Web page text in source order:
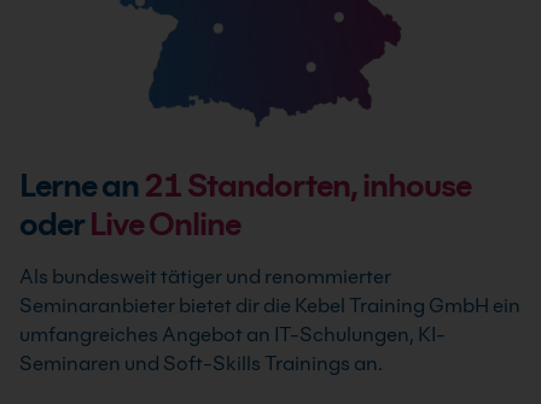
Lerne an 21Standorten, inhouse
oderLive Online
Als bundesweit tätiger und renommierter
Seminaranbieter bietet dir die Kebel Training GmbH ein
umfangreiches Angebot an IT-Schulungen, KI-
Seminaren und Soft-Skills Trainings an.